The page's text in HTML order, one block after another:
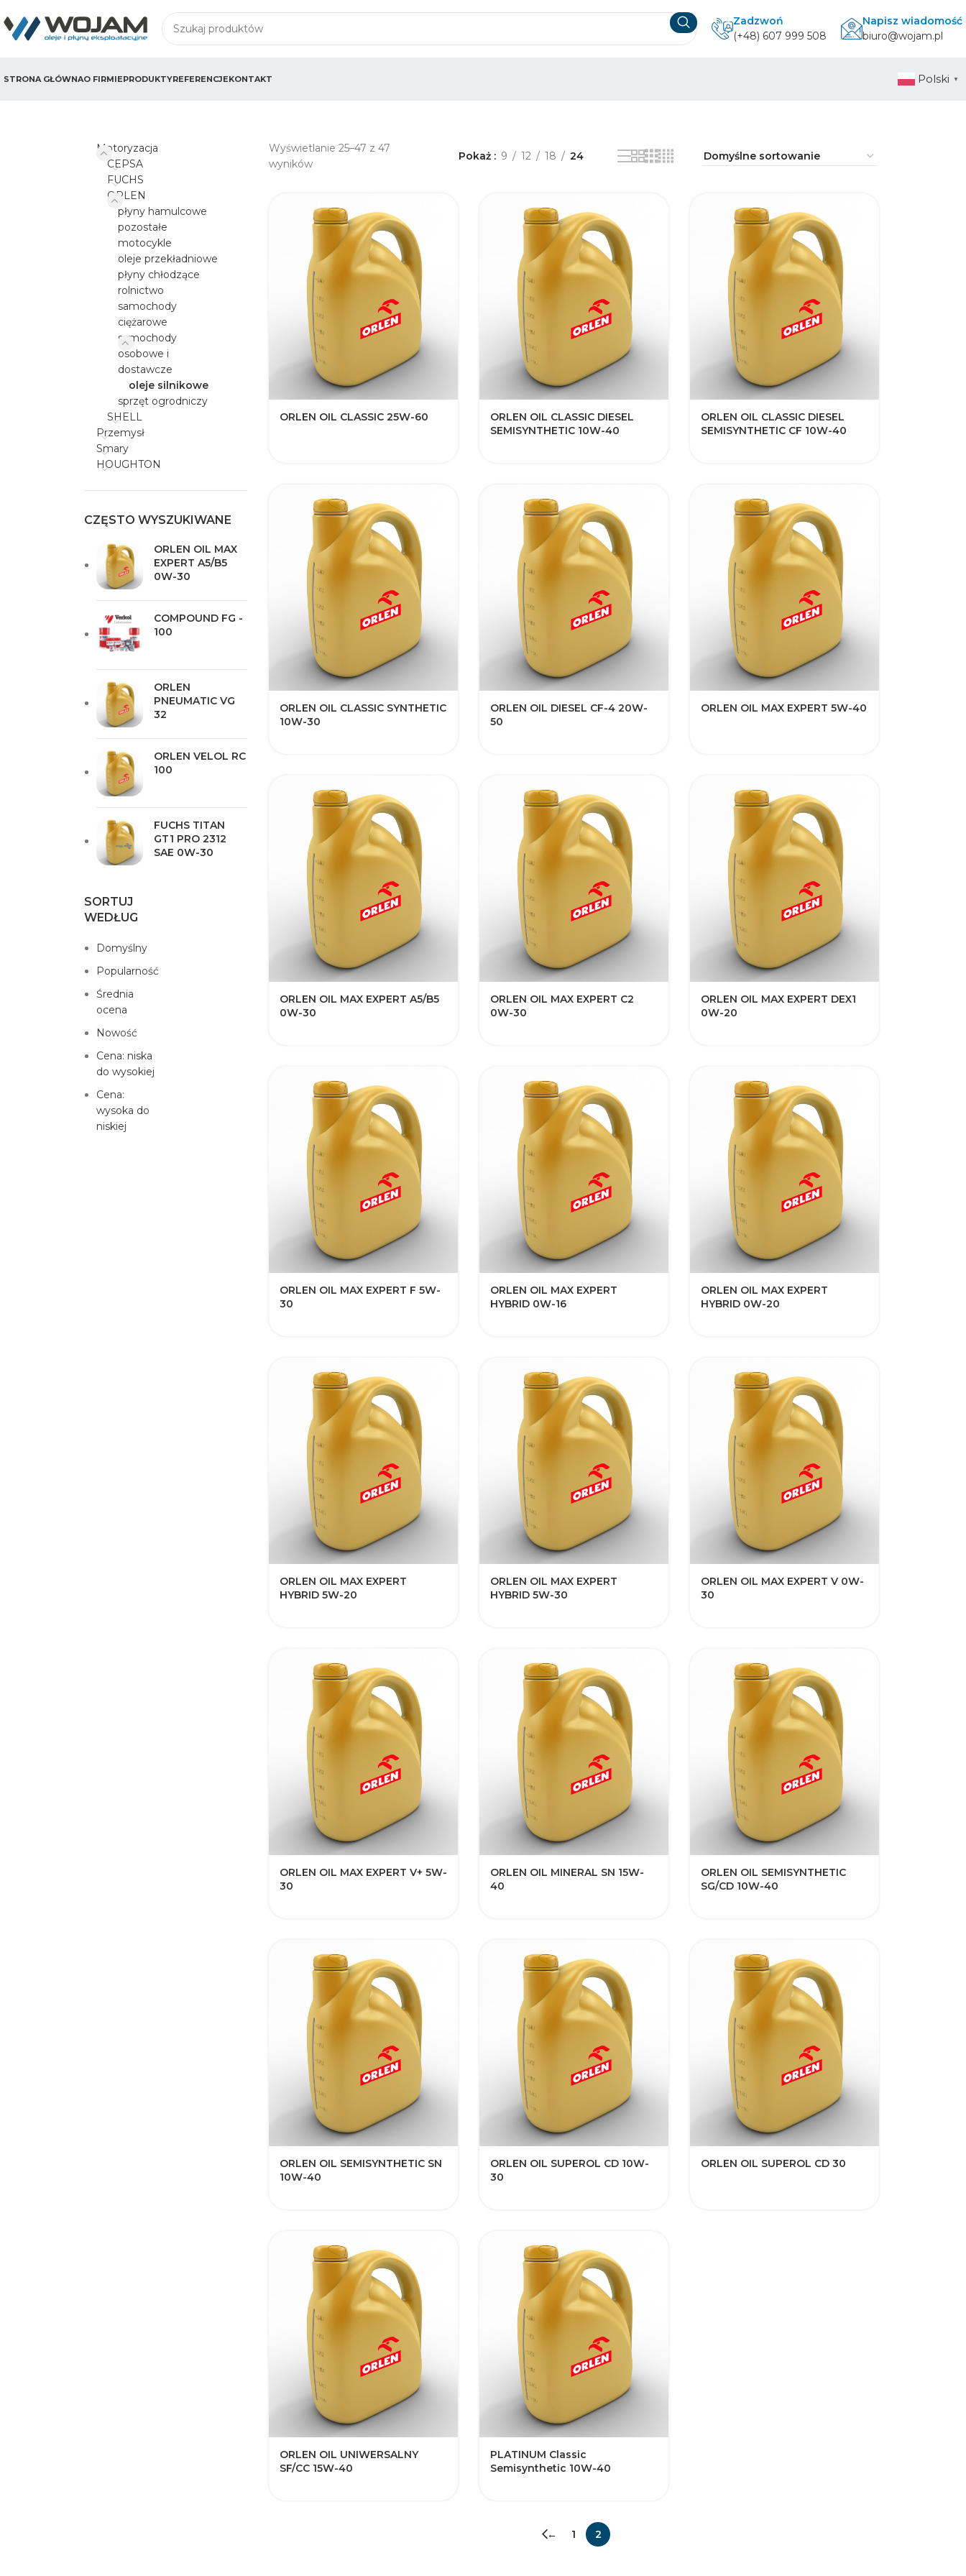
Zadzwoń
(+48) 607 999 508
Napisz wiadomość
biuro@wojam.pl
STRONA GŁÓWNAO FIRMIEPRODUKTYREFERENCJEKONTAKT Polski ▼
Motoryzacja
CEPSA
FUCHS
ORLEN
płyny hamulcowe
pozostałe
motocykle
oleje przekładniowe
płyny chłodzące
rolnictwo
samochody
ciężarowe
samochody
osobowe i
dostawcze
oleje silnikowe
sprzęt ogrodniczy
SHELL
Przemysł
Smary
HOUGHTON
CZĘSTO WYSZUKIWANE
ORLEN OIL MAX
EXPERT A5/B5
0W-30
COMPOUND FG -
100
ORLEN
PNEUMATIC VG
32
ORLEN VELOL RC
100
FUCHS TITAN
GT1 PRO 2312
SAE 0W-30
SORTUJ
WEDŁUG
Domyślny
Popularność
Średnia
ocena
Nowość
Cena: niska
do wysokiej
Cena:
wysoka do
niskiej
Wyświetlanie 25–47 z 47
wyników
Pokaż 9 12 18 24
ORLEN OIL CLASSIC 25W-60
ORLEN OIL CLASSIC DIESEL
SEMISYNTHETIC 10W-40
ORLEN OIL CLASSIC DIESEL
SEMISYNTHETIC CF 10W-40
ORLEN OIL CLASSIC SYNTHETIC
10W-30
ORLEN OIL DIESEL CF-4 20W-
50
ORLEN OIL MAX EXPERT 5W-40
ORLEN OIL MAX EXPERT A5/B5
0W-30
ORLEN OIL MAX EXPERT C2
0W-30
ORLEN OIL MAX EXPERT DEX1
0W-20
ORLEN OIL MAX EXPERT F 5W-
30
ORLEN OIL MAX EXPERT
HYBRID 0W-16
ORLEN OIL MAX EXPERT
HYBRID 0W-20
ORLEN OIL MAX EXPERT
HYBRID 5W-20
ORLEN OIL MAX EXPERT
HYBRID 5W-30
ORLEN OIL MAX EXPERT V 0W-
30
ORLEN OIL MAX EXPERT V+ 5W-
30
ORLEN OIL MINERAL SN 15W-
40
ORLEN OIL SEMISYNTHETIC
SG/CD 10W-40
ORLEN OIL SEMISYNTHETIC SN
10W-40
ORLEN OIL SUPEROL CD 10W-
30​
ORLEN OIL SUPEROL CD 30
ORLEN OIL UNIWERSALNY
SF/CC 15W-40
PLATINUM Classic
Semisynthetic 10W-40
← 1 2